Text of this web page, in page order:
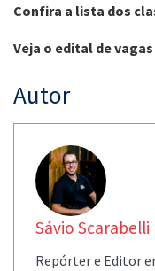
Confira a lista dos
Veja o edital de vagas
Autor
Sávio Scarabelli
Repórter e Editor